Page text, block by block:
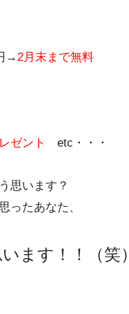
→2月末まで無料
ゼント etc・・・
思います？
ったあなた、
ます！！（笑）